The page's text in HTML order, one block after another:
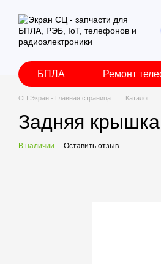
БПЛА Ремонт
СЦ Экран - Главная страница Каталог
Задняя
В наличии Оставить отзыв